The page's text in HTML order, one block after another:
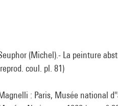
(Michel).- La peinture
coul. pl. 81)
: Paris, Musée national